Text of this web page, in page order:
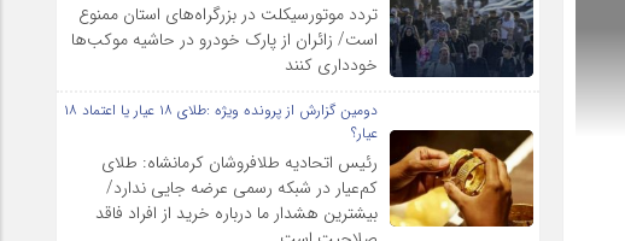
تردد موتورسیکلت در بزرگراه‌های استان ممنوع
است/ زائران از پارک خودرو در حاشیه موکب‌ها
خودداری کنند
دومین گزارش از پرونده ویژه :طلای ۱۸ عیار یا اعتماد ۱۸
عیار؟
رئیس اتحادیه طلافروشان کرمانشاه: طلای
کم‌عیار در شبکه رسمی عرضه جایی ندارد/
بیشترین هشدار ما درباره خرید از افراد فاقد